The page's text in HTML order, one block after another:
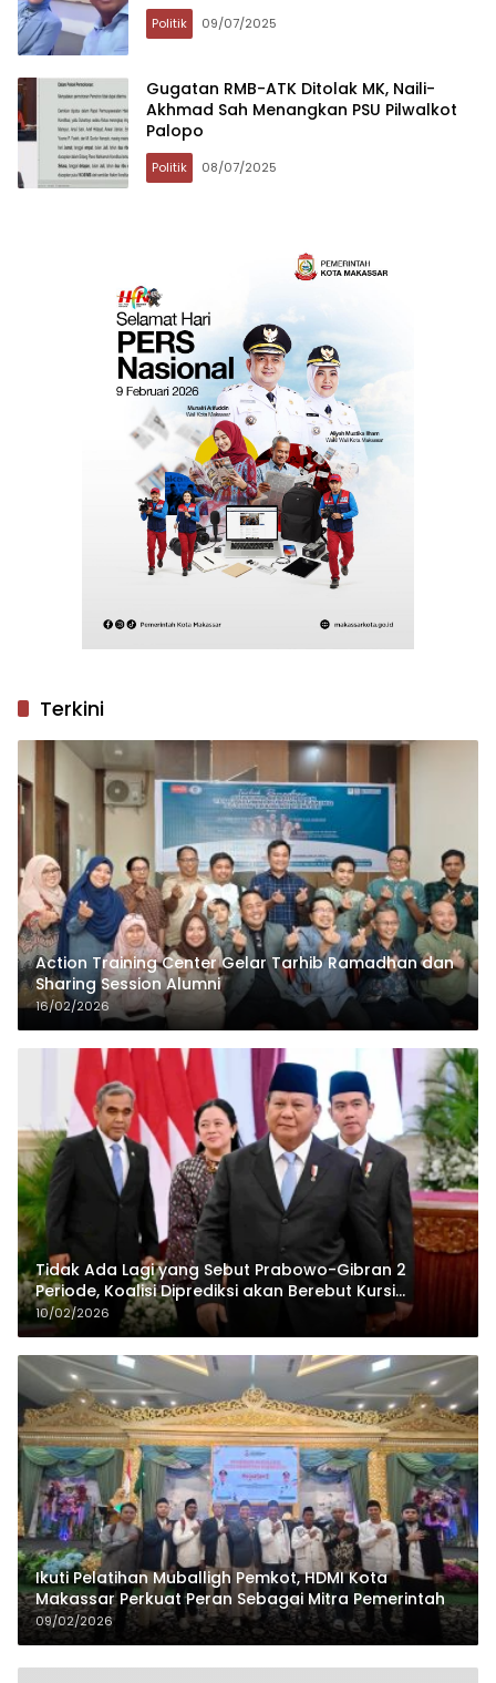
Politik 09/07/2025
Gugatan RMB-ATK Ditolak MK, Naili-
Akhmad Sah Menangkan PSU Pilwalkot
Palopo
Politik 08/07/2025
Terkini
Action Training Center Gelar Tarhib Ramadhan dan
Sharing Session Alumni
16/02/2026
Tidak Ada Lagi yang Sebut Prabowo-Gibran 2
Periode, Koalisi Diprediksi akan Berebut Kursi
Cawapres di 2029
10/02/2026
Ikuti Pelatihan Muballigh Pemkot, HDMI Kota
Makassar Perkuat Peran Sebagai Mitra Pemerintah
09/02/2026